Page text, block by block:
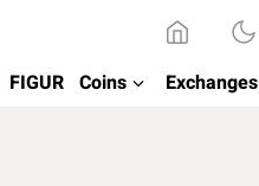
FIGUR Coins Exchanges